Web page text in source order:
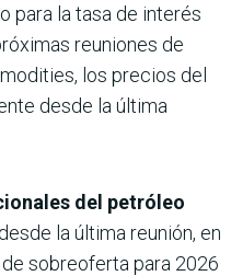
para la tasa de interés
reuniones de
los precios del
desde la última
del petróleo
desde la última reunión, en
sobreoferta para 2026